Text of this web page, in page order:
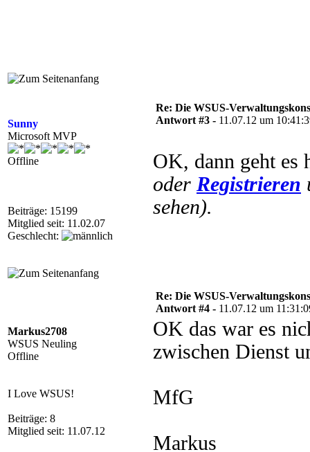
Sunny
Microsoft MVP
Offline
Beiträge: 15199
Mitglied seit: 11.02.07
Geschlecht:
Re: Die WSUS-
Antwort #3 - 11.07.12 um
OK, dann geht es
oder Registrieren
sehen).
Markus2708
WSUS Neuling
Offline
I Love WSUS!
Beiträge: 8
Mitglied seit: 11.07.12
Re: Die WSUS-
Antwort #4 - 11.07.12 um
OK das war es
zwischen Dienst
MfG
Markus